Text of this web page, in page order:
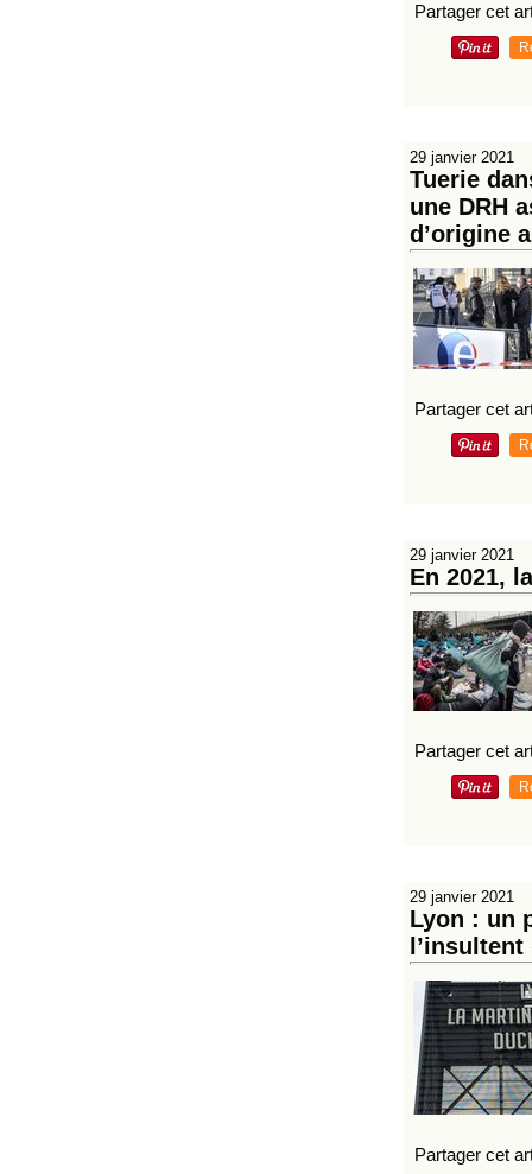
Partager cet
29 janvier 2021
Tuerie
une DRH
d’origine
Partager cet
29 janvier 2021
En 2021,
Partager cet
29 janvier 2021
Lyon : un
Partager cet